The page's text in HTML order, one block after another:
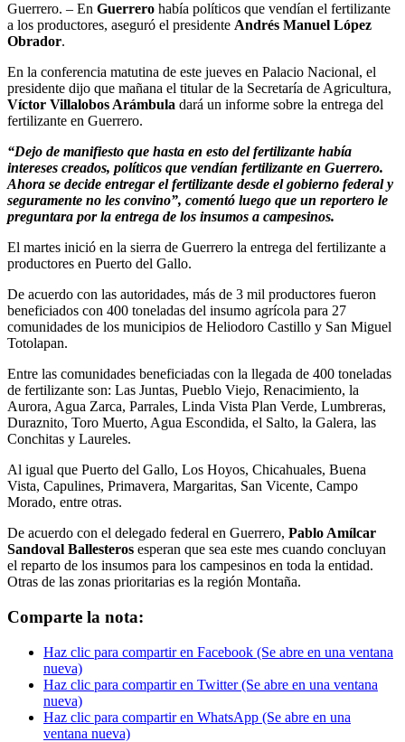
Guerrero. – En Guerrero había políticos que vendían el fertilizante
a los productores, aseguró el presidente Andrés Manuel López
Obrador.
En la conferencia matutina de este jueves en Palacio Nacional, el
presidente dijo que mañana el titular de la Secretaría de Agricultura,
Víctor Villalobos Arámbula dará un informe sobre la entrega del
fertilizante en Guerrero.
“Dejo de manifiesto que hasta en esto del fertilizante había
intereses creados, políticos que vendían fertilizante en Guerrero.
Ahora se decide entregar el fertilizante desde el gobierno federal y
seguramente no les convino”, comentó luego que un reportero le
preguntara por la entrega de los insumos a campesinos.
El martes inició en la sierra de Guerrero la entrega del fertilizante a
productores en Puerto del Gallo.
De acuerdo con las autoridades, más de 3 mil productores fueron
beneficiados con 400 toneladas del insumo agrícola para 27
comunidades de los municipios de Heliodoro Castillo y San Miguel
Totolapan.
Entre las comunidades beneficiadas con la llegada de 400 toneladas
de fertilizante son: Las Juntas, Pueblo Viejo, Renacimiento, la
Aurora, Agua Zarca, Parrales, Linda Vista Plan Verde, Lumbreras,
Duraznito, Toro Muerto, Agua Escondida, el Salto, la Galera, las
Conchitas y Laureles.
Al igual que Puerto del Gallo, Los Hoyos, Chicahuales, Buena
Vista, Capulines, Primavera, Margaritas, San Vicente, Campo
Morado, entre otras.
De acuerdo con el delegado federal en Guerrero, Pablo Amílcar
Sandoval Ballesteros esperan que sea este mes cuando concluyan
el reparto de los insumos para los campesinos en toda la entidad.
Otras de las zonas prioritarias es la región Montaña.
Comparte la nota:
Haz clic para compartir en Facebook (Se abre en una ventana
nueva)
Haz clic para compartir en Twitter (Se abre en una ventana
nueva)
Haz clic para compartir en WhatsApp (Se abre en una
ventana nueva)